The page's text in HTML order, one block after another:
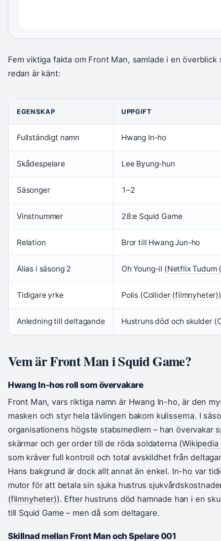
Fem viktiga fakta om Front Man, samlade i en
redan är känt:
EGENSKAP UPPGIFT
Fullständigt namn Hwang In-ho
Skådespelare Lee Byung-hun
Säsonger 1–2
Vinstnummer 28:e Squid Game
Relation Bror till Hwang Jun-ho
Alias i säsong 2 Oh Young-il (Netflix Tudum
Tidigare yrke Polis (Collider (filmnyheter))
Anledning till deltagande Hustruns död och skulder (
Vem är Front Man i Squid Game?
Hwang In-hos roll som övervakare
Front Man, vars riktiga namn är Hwang In-ho, är den
masken och styr hela tävlingen bakom kulisserna. I
organisationens högste stabsmedlem – han övervakar
skärmar och ger order till de röda soldaterna (
som kräver full kontroll och total avskildhet från
Hans bakgrund är dock allt annat än enkel. In-ho var
mutor för att betala sin sjuka hustrus
(filmnyheter)). Efter hustruns död hamnade han i en
till Squid Game – men då som deltagare.
Skillnad mellan Front Man och Spelare 001